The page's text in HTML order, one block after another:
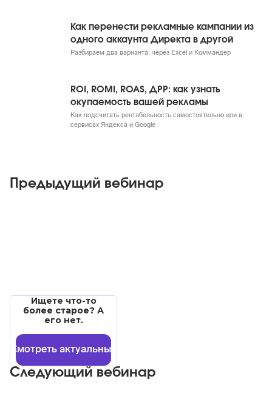
Как перенести рекламные кампании из
одного аккаунта Директа в другой
Разбираем два варианта: через Excel и Коммандер
ROI, ROMI, ROAS, ДРР: как узнать
окупаемость вашей рекламы
Как подсчитать рентабельность самостоятельно или в
сервисах Яндекса и Google
Предыдущий вебинар
Следующий вебинар
Ищете что-то
более старое? А
его нет.
Смотреть актуальные